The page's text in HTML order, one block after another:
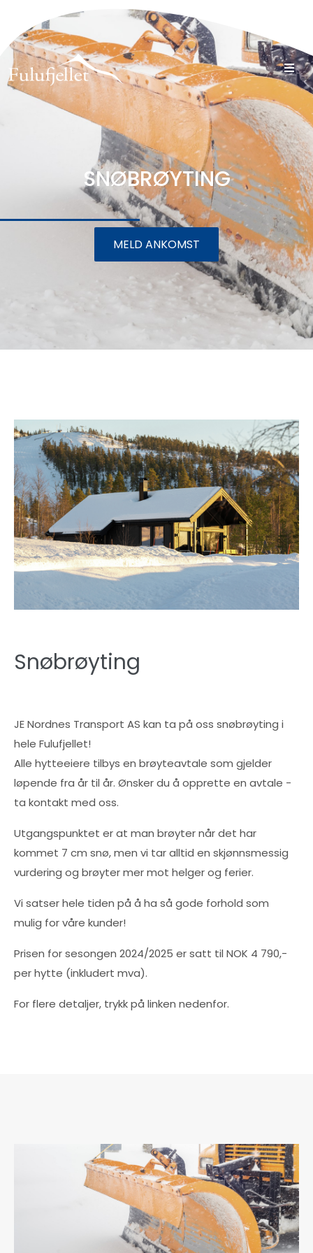
SNØBRØYTING
MELD ANKOMST
Snøbrøyting
JE Nordnes Transport AS kan ta på oss snøbrøyting i
hele Fulufjellet!
Alle hytteeiere tilbys en brøyteavtale som gjelder
løpende fra år til år. Ønsker du å opprette en avtale -
ta kontakt med oss.
Utgangspunktet er at man brøyter når det har
kommet 7 cm snø, men vi tar alltid en skjønnsmessig
vurdering og brøyter mer mot helger og ferier.
Vi satser hele tiden på å ha så gode forhold som
mulig for våre kunder!
Prisen for sesongen 2024/2025 er satt til NOK 4 790,-
per hytte (inkludert mva).
For flere detaljer, trykk på linken nedenfor.